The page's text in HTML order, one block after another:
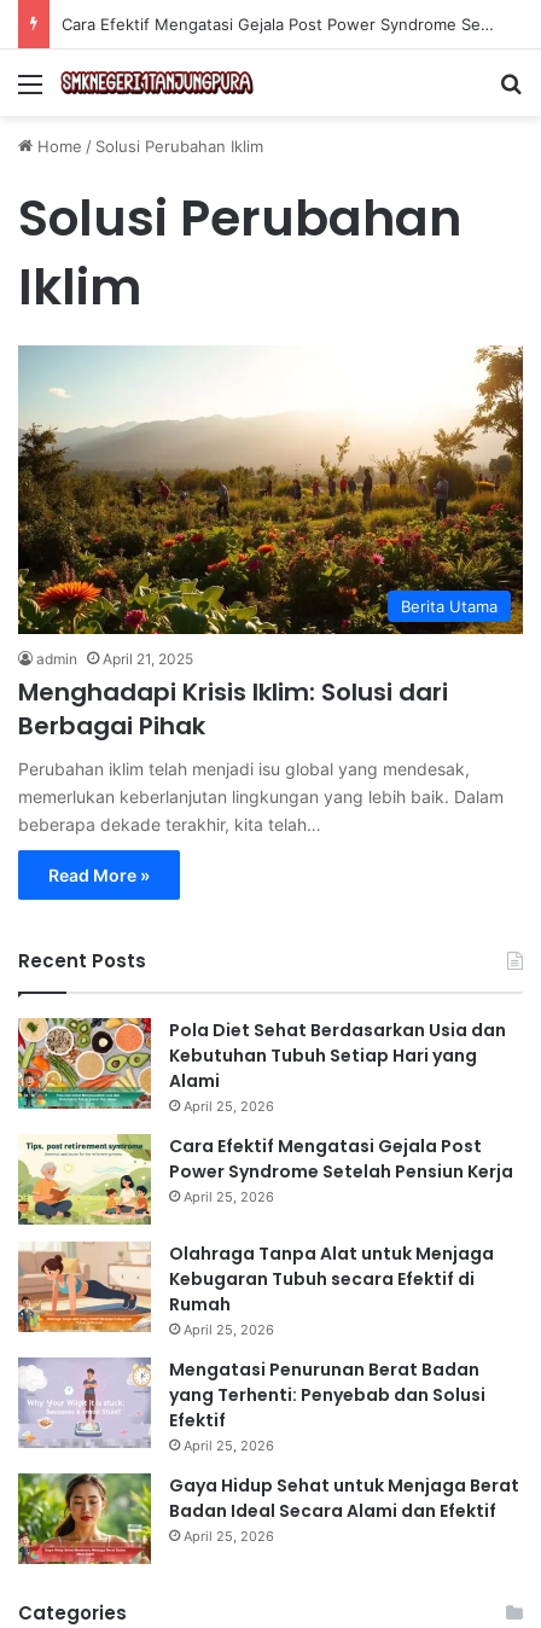
Cara Efektif Mengatasi Gejala Post Power Syndrome Setelah Pensiun Kerja
Menu
Home / Solusi Perubahan Iklim
Solusi Perubahan
Iklim
Berita Utama
admin April 21, 2025
Menghadapi Krisis Iklim: Solusi dari
Berbagai Pihak
Perubahan iklim telah menjadi isu global yang mendesak,
memerlukan keberlanjutan lingkungan yang lebih baik. Dalam
beberapa dekade terakhir, kita telah…
Read More »
Recent Posts
Pola Diet Sehat Berdasarkan Usia dan
Kebutuhan Tubuh Setiap Hari yang
Alami
April 25, 2026
Cara Efektif Mengatasi Gejala Post
Power Syndrome Setelah Pensiun Kerja
April 25, 2026
Olahraga Tanpa Alat untuk Menjaga
Kebugaran Tubuh secara Efektif di
Rumah
April 25, 2026
Mengatasi Penurunan Berat Badan
yang Terhenti: Penyebab dan Solusi
Efektif
April 25, 2026
Gaya Hidup Sehat untuk Menjaga Berat
Badan Ideal Secara Alami dan Efektif
April 25, 2026
Categories